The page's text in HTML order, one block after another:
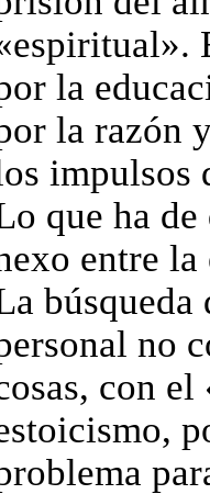
la
la razón
impulsos
que ha
entre
no
con